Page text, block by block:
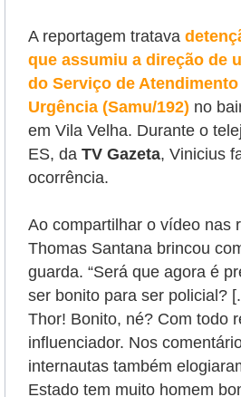
A reportagem tratava
que assumiu a direção de
do Serviço de
Urgência (Samu/192) no
em Vila Velha. Durante o
ES, da TV Gazeta, Vinicius
ocorrência.
Ao compartilhar o vídeo nas
Thomas Santana brincou
guarda. “Será que agora é
ser bonito para ser policial?
Thor! Bonito, né? Com todo
influenciador. Nos
internautas também
Estado tem muito homem